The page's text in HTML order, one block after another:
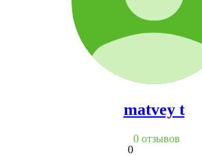
matvey t
0
0 отзывов